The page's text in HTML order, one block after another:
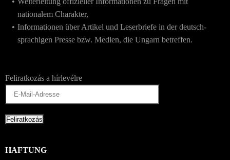
nationalem Charakter,
Informationen über Artikel und Leserbriefe in der deutsch-
sprachigen Presse bzw. Medien, die Ungarn betreffen.
Feliratkozás a hírlevélre
HAFTUNG